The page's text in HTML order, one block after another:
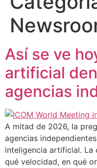
Así se ve
artificial
agencias
A mitad de 2026, la
agencias
inteligencia artificial. La
qué velocidad, en qué